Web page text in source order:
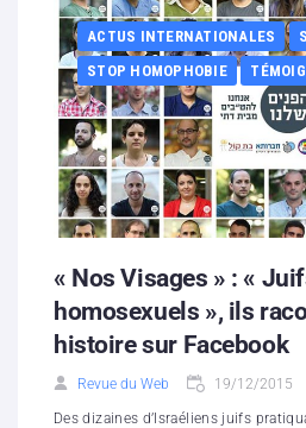
Boutique
Partenaires
Contacts
Hébergement solidaire
ACTUS INTERNATIONALES
STOP HOMOPHOBIE
« Nos Visages » : «
homosexuels », ils
histoire sur Facebook
Revue du Web 19/12/2015
Des dizaines d’Israéliens juifs